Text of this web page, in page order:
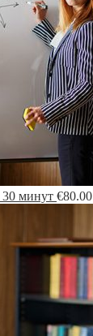
30 минут €80.00